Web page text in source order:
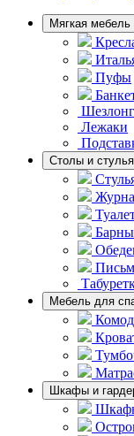
Мягкая мебель
Пуфы
Лежаки
Столы и стулья
Мебель для
Шкафы и